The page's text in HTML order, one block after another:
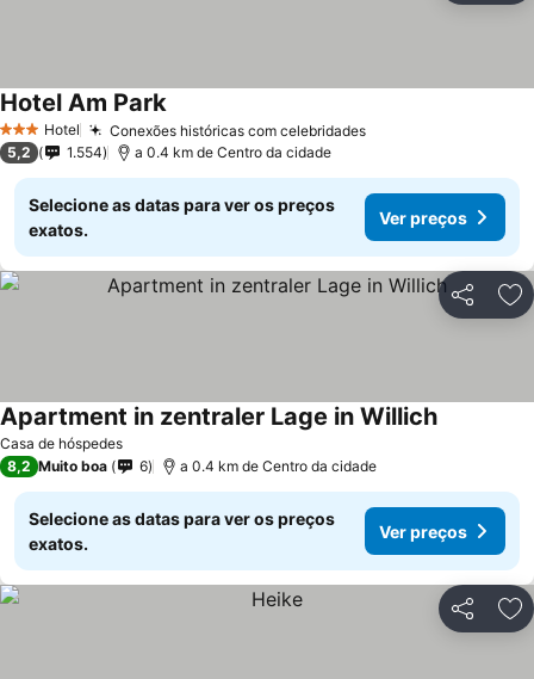
3 EstrelasHotel Conexões históricas com celebridades
Hotel Am Park
5,2 1.554 a 0.4 km de Centro da cidade
Selecione as datas para ver os preços
exatos.
Ver preços
Partilhar
Casa de hóspedes
Apartment in zentraler Lage in Willich
8,2 Muito boa 6 a 0.4 km de Centro da cidade
Selecione as datas para ver os preços
exatos.
Ver preços
Partilhar